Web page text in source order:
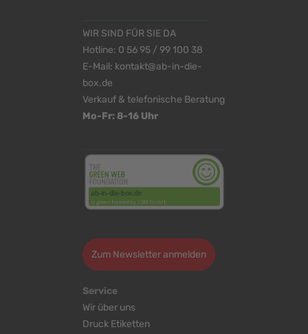
WIR SIND FÜR SIE DA
Hotline: 0 56 95 / 99 100 38
E-Mail: kontakt@ab-in-die-
box.de
Verkauf & telefonische Beratung
Mo-Fr: 8-16 Uhr
Zum Newsletter anmelden
Service
Wir über uns
Druck Etiketten